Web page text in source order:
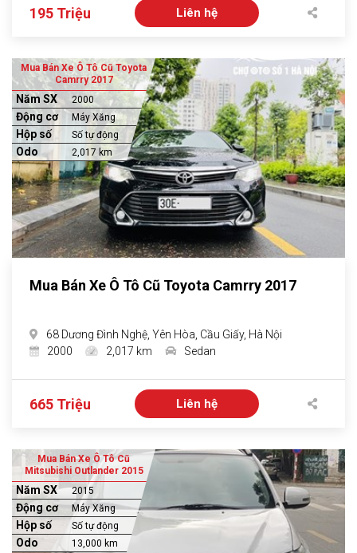
195 Triệu Liên hệ
Mua Bán Xe Ô Tô Cũ Toyota
Camrry 2017
Năm SX 2000
Động cơ Máy Xăng
Hộp số Số tự động
Odo 2,017 km
Mua Bán Xe Ô Tô Cũ Toyota Camrry 2017
68 Dương Đình Nghệ, Yên Hòa, Cầu Giấy, Hà Nội
2000
2,017 km Sedan
665 Triệu Liên hệ
Mua Bán Xe Ô Tô Cũ
Mitsubishi Outlander 2015
Năm SX 2015
Động cơ Máy Xăng
Hộp số Số tự động
Odo 13,000 km